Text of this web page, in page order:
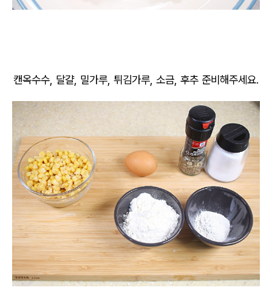
캔옥수수, 달걀, 밀가루, 튀김가루, 소금, 후추 준비해주세요.